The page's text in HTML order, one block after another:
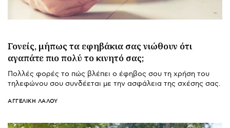
Γονείς, μήπως τα εφηβάκια σας νιώθουν ότι
αγαπάτε πιο πολύ το κινητό σας;
Πολλές φορές το πώς βλέπει ο έφηβος σου τη χρήση του
τηλεφώνου σου συνδέεται με την ασφάλεια της σχέσης σας.
ΑΓΓΕΛΙΚΉ ΛΆΛΟΥ